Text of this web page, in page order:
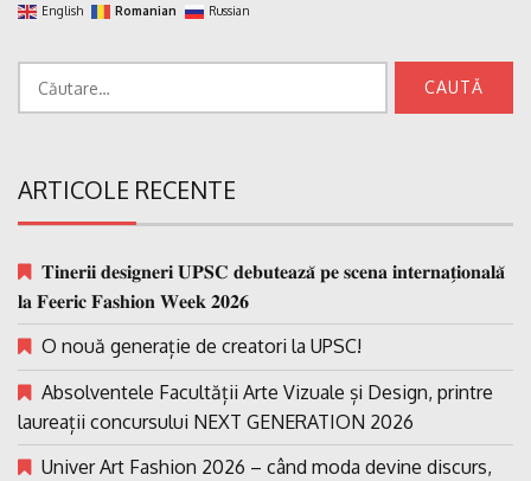
English Romanian Russian
ARTICOLE RECENTE
𝐓𝐢𝐧𝐞𝐫𝐢𝐢 𝐝𝐞𝐬𝐢𝐠𝐧𝐞𝐫𝐢 𝐔𝐏𝐒𝐂 𝐝𝐞𝐛𝐮𝐭𝐞𝐚𝐳𝐚̆ 𝐩𝐞 𝐬𝐜𝐞𝐧𝐚 𝐢𝐧𝐭𝐞𝐫𝐧𝐚𝐭̗𝐢𝐨𝐧𝐚𝐥𝐚̆
𝐥𝐚 𝐅𝐞𝐞𝐫𝐢𝐜 𝐅𝐚𝐬𝐡𝐢𝐨𝐧 𝐖𝐞𝐞𝐤 𝟐𝟎𝟐𝟔
O nouă generație de creatori la UPSC!
Absolventele Facultății Arte Vizuale și Design, printre
laureații concursului NEXT GENERATION 2026
Univer Art Fashion 2026 – când moda devine discurs,